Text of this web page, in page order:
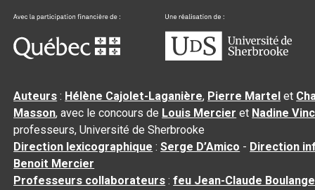
Auteurs : Hélène Cajolet-Laganière, Pierre Martel et
Masson, avec le concours de Louis Mercier et Nadine
professeurs, Université de Sherbrooke
Direction lexicographique :Serge D’Amico - Direction
Benoit Mercier
Professeurs collaborateurs :feu Jean-Claude